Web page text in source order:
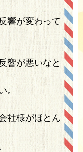
響が変わって
響が悪いなと
社様がほとん